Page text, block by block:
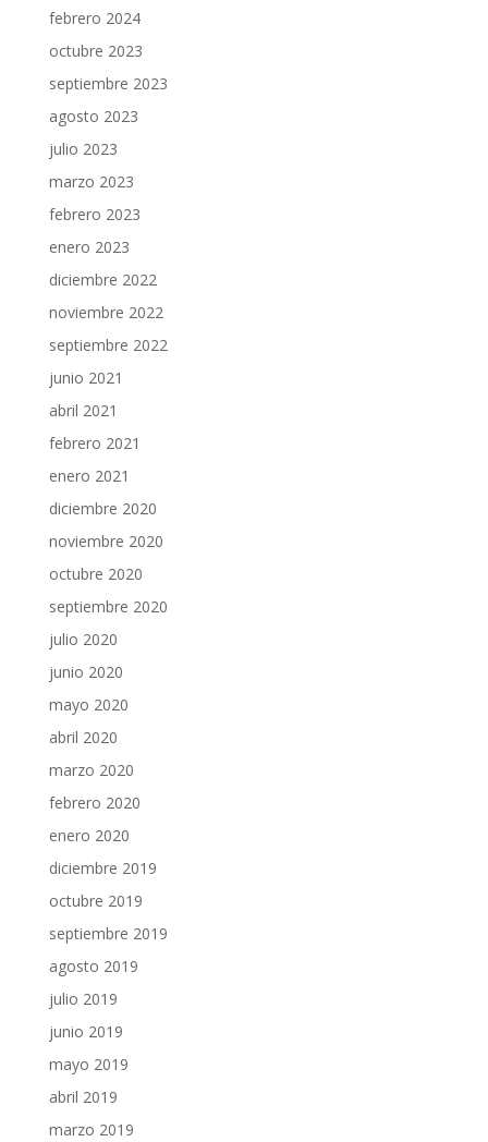
febrero 2024
octubre 2023
septiembre 2023
agosto 2023
julio 2023
marzo 2023
febrero 2023
enero 2023
diciembre 2022
noviembre 2022
septiembre 2022
junio 2021
abril 2021
febrero 2021
enero 2021
diciembre 2020
noviembre 2020
octubre 2020
septiembre 2020
julio 2020
junio 2020
mayo 2020
abril 2020
marzo 2020
febrero 2020
enero 2020
diciembre 2019
octubre 2019
septiembre 2019
agosto 2019
julio 2019
junio 2019
mayo 2019
abril 2019
marzo 2019